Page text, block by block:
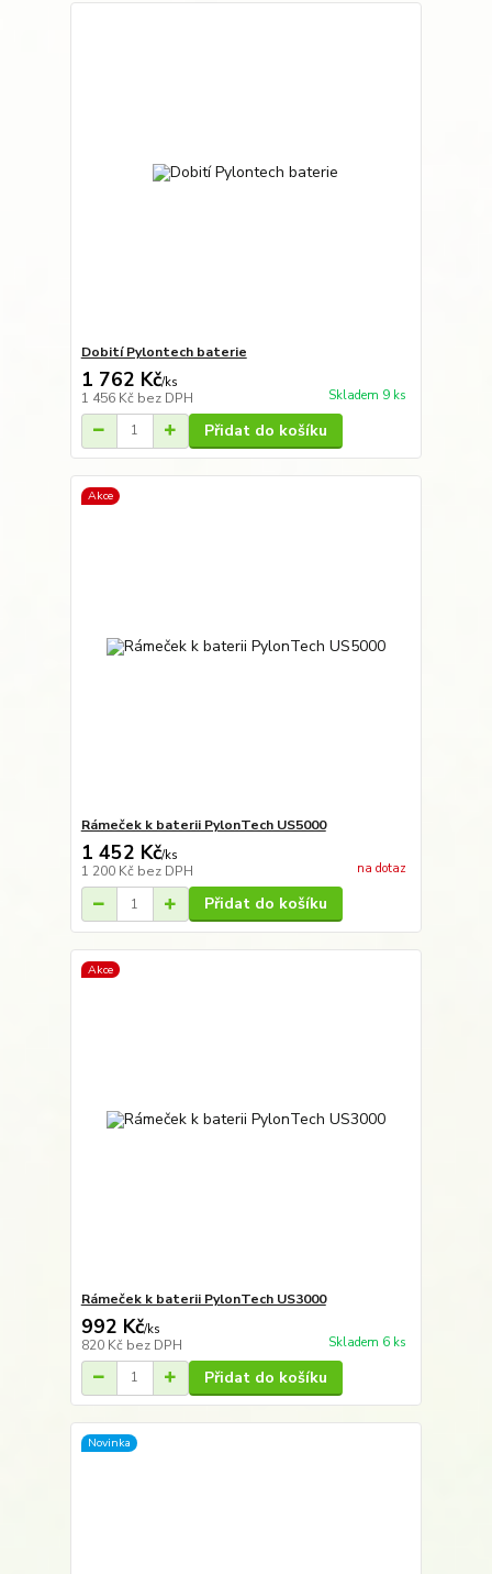
Dobití Pylontech baterie
1 762 Kč/ks
1 456 Kč bez DPH Skladem 9 ks
Přidat do košíku
Akce
Rámeček k baterii PylonTech US5000
1 452 Kč/ks
1 200 Kč bez DPH na dotaz
Přidat do košíku
Akce
Rámeček k baterii PylonTech US3000
992 Kč/ks
820 Kč bez DPH Skladem 6 ks
Přidat do košíku
Novinka